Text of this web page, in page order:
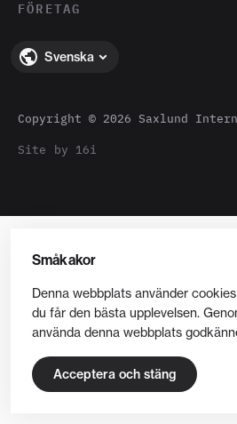
FÖRETAG
Svenska
Copyright © 2026 Saxlund
Site by 16i
Småkakor
Denna webbplats använder
du får den bästa upplevelsen.
använda denna webbplats
Acceptera och stäng